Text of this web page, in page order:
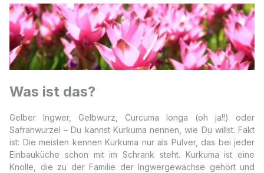
Was ist das?
Gelber Ingwer, Gelbwurz, Curcuma longa (oh ja!!) oder
Safranwurzel – Du kannst Kurkuma nennen, wie Du willst. Fakt
ist: Die meisten kennen Kurkuma nur als Pulver, das bei jeder
Einbauküche schon mit im Schrank steht. Kurkuma ist eine
Knolle, die zu der Familie der Ingwergewächse gehört und